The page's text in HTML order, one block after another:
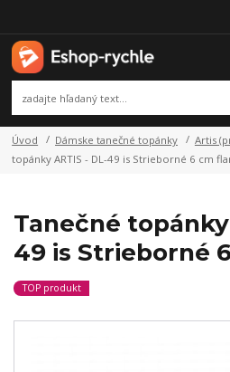
Úvod Dámske tanečné topánky Artis
topánky ARTIS - DL-49 is Strieborné 6 cm
Tanečné topánky
49 is Strieborné
TOP produkt